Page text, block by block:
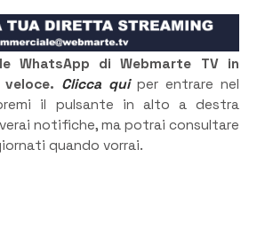
WhatsApp di Webmarte TV in
Clicca quiper entrare nel
il pulsante in alto a destra
notifiche, ma potrai consultare
quando vorrai.